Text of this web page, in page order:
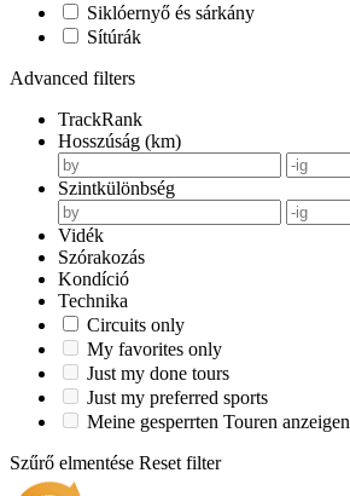
Siklóernyő és sárkány
Sítúrák
Advanced filters
TrackRank
Hosszúság (km)
Szintkülönbség
Vidék
Szórakozás
Kondíció
Technika
Circuits only
My favorites only
Just my done tours
Just my preferred sports
Meine gesperrten Touren anzeigen
Szűrő elmentése Reset filter